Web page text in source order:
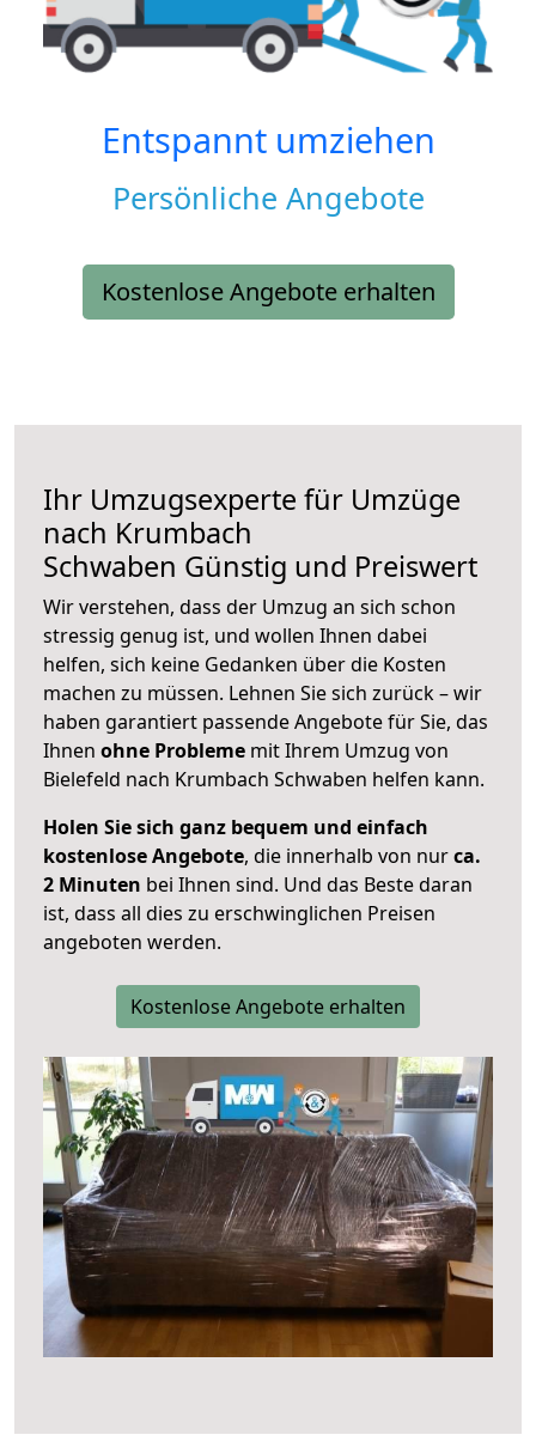
Entspannt umziehen
Persönliche Angebote
Kostenlose Angebote erhalten
Ihr Umzugsexperte für Umzüge
nach Krumbach
Schwaben Günstig und Preiswert
Wir verstehen, dass der Umzug an sich schon
stressig genug ist, und wollen Ihnen dabei
helfen, sich keine Gedanken über die Kosten
machen zu müssen. Lehnen Sie sich zurück – wir
haben garantiert passende Angebote für Sie, das
Ihnen ohne Probleme mit Ihrem Umzug von
Bielefeld nach Krumbach Schwaben helfen kann.
Holen Sie sich ganz bequem und einfach
kostenlose Angebote, die innerhalb von nurca.
2 Minuten bei Ihnen sind. Und das Beste daran
ist, dass all dies zu erschwinglichen Preisen
angeboten werden.
Kostenlose Angebote erhalten